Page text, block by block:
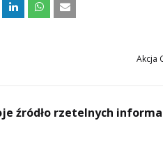
Akcja
źródło rzetelnych